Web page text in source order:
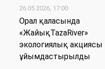
26.05.2026, 17:00
Орал қаласында
«ЖайықTazaRiver»
экологиялық акциясы
ұйымдастырылды